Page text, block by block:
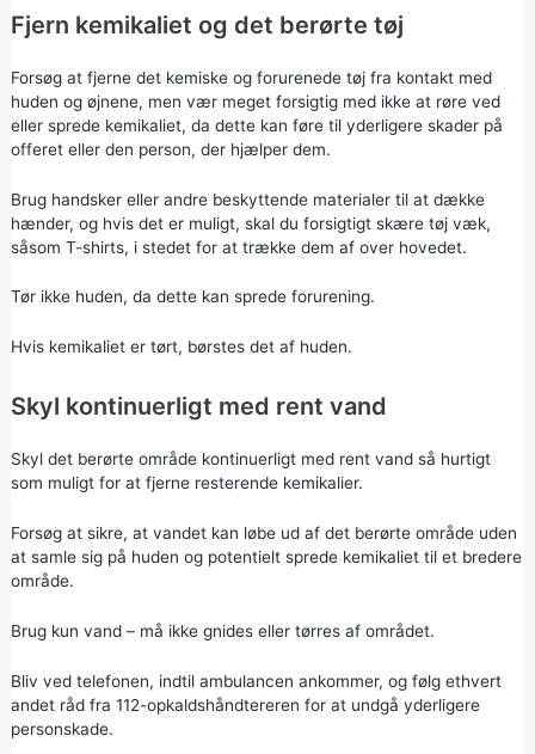
Fjern kemikaliet og det berørte tøj
Forsøg at fjerne det kemiske og forurenede tøj fra kontakt med
huden og øjnene, men vær meget forsigtig med ikke at røre ved
eller sprede kemikaliet, da dette kan føre til yderligere skader på
offeret eller den person, der hjælper dem.
Brug handsker eller andre beskyttende materialer til at dække
hænder, og hvis det er muligt, skal du forsigtigt skære tøj væk,
såsom T-shirts, i stedet for at trække dem af over hovedet.
Tør ikke huden, da dette kan sprede forurening.
Hvis kemikaliet er tørt, børstes det af huden.
Skyl kontinuerligt med rent vand
Skyl det berørte område kontinuerligt med rent vand så hurtigt
som muligt for at fjerne resterende kemikalier.
Forsøg at sikre, at vandet kan løbe ud af det berørte område uden
at samle sig på huden og potentielt sprede kemikaliet til et bredere
område.
Brug kun vand – må ikke gnides eller tørres af området.
Bliv ved telefonen, indtil ambulancen ankommer, og følg ethvert
andet råd fra 112-opkaldshåndtereren for at undgå yderligere
personskade.